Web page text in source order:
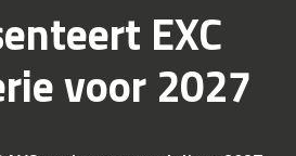
EXC
voor 2027